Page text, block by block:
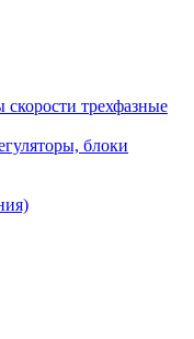
скорости трехфазные
блоки